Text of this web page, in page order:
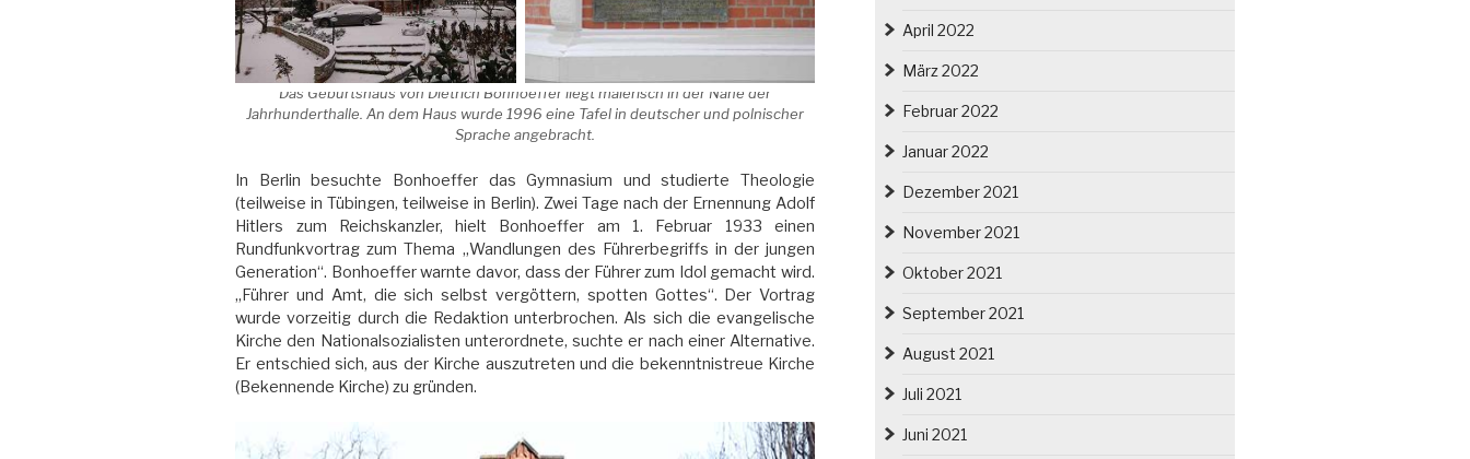
Das Geburtshaus von Dietrich Bonhoeffer liegt malerisch in der Nähe der
Jahrhunderthalle. An dem Haus wurde 1996 eine Tafel in deutscher und polnischer
Sprache angebracht.
In Berlin besuchte Bonhoeffer das Gymnasium und studierte Theologie
(teilweise in Tübingen, teilweise in Berlin). Zwei Tage nach der Ernennung Adolf
Hitlers zum Reichskanzler, hielt Bonhoeffer am 1. Februar 1933 einen
Rundfunkvortrag zum Thema „Wandlungen des Führerbegriffs in der jungen
Generation“. Bonhoeffer warnte davor, dass der Führer zum Idol gemacht wird.
„Führer und Amt, die sich selbst vergöttern, spotten Gottes“. Der Vortrag
wurde vorzeitig durch die Redaktion unterbrochen. Als sich die evangelische
Kirche den Nationalsozialisten unterordnete, suchte er nach einer Alternative.
Er entschied sich, aus der Kirche auszutreten und die bekenntnistreue Kirche
(Bekennende Kirche) zu gründen.
April 2022
März 2022
Februar 2022
Januar 2022
Dezember 2021
November 2021
Oktober 2021
September 2021
August 2021
Juli 2021
Juni 2021